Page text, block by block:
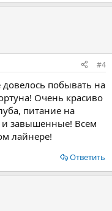
#4
побывать на
Очень красиво
питание на
завышенные! Всем
лайнере!
Ответить